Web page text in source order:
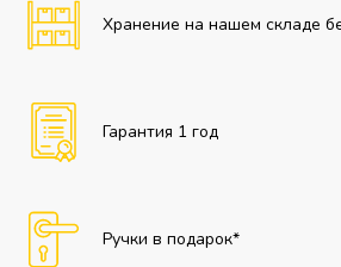
Хранение на нашем складе
Гарантия 1 год
Ручки в подарок*